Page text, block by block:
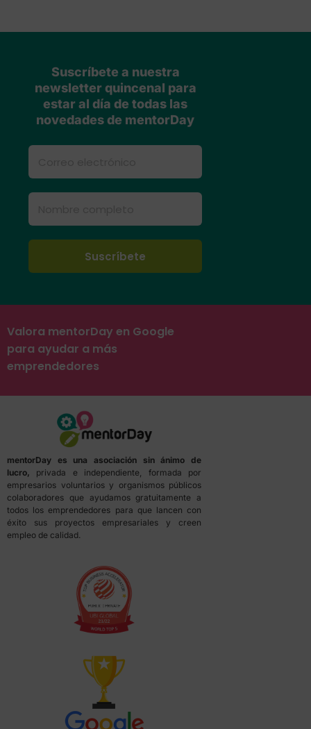
Suscríbete a nuestra
newsletter quincenal para
estar al día de todas las
novedades de mentorDay
Valora mentorDay en Google
para ayudar a más
emprendedores
mentorDay es una asociación sin ánimo de
lucro, privada e independiente, formada por
empresarios voluntarios y organismos públicos
colaboradores que ayudamos gratuitamente a
todos los emprendedores para que lancen con
éxito sus proyectos empresariales y creen
empleo de calidad.